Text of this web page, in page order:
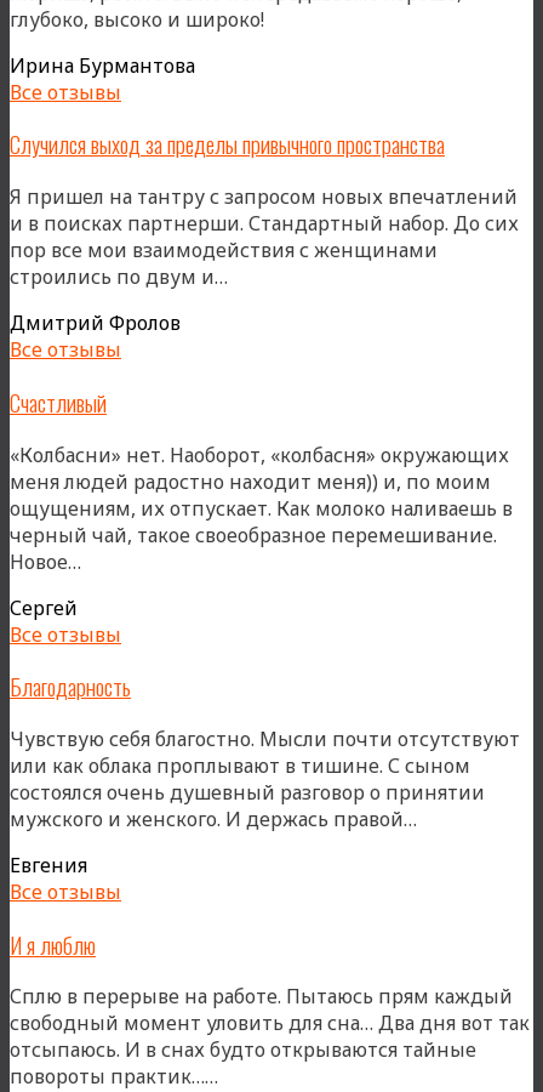
глубоко, высоко и широко!
Ирина Бурмантова
Все отзывы
Случился выход за пределы привычного пространства
Я пришел на тантру с запросом новых впечатлений
и в поисках партнерши. Стандартный набор. До сих
пор все мои взаимодействия с женщинами
строились по двум и…
Дмитрий Фролов
Все отзывы
Счастливый
«Колбасни» нет. Наоборот, «колбасня» окружающих
меня людей радостно находит меня)) и, по моим
ощущениям, их отпускает. Как молоко наливаешь в
черный чай, такое своеобразное перемешивание.
Новое…
Сергей
Все отзывы
Благодарность
Чувствую себя благостно. Мысли почти отсутствуют
или как облака проплывают в тишине. С сыном
состоялся очень душевный разговор о принятии
мужского и женского. И держась правой…
Евгения
Все отзывы
И я люблю
Сплю в перерыве на работе. Пытаюсь прям каждый
свободный момент уловить для сна… Два дня вот так
отсыпаюсь. И в снах будто открываются тайные
повороты практик……